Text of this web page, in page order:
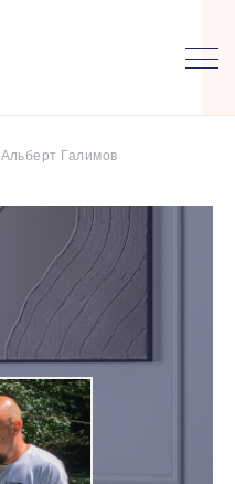
Альберт Галимов